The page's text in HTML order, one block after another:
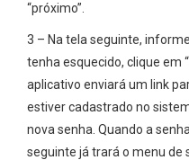
“próximo”.
3 – Na tela seguinte,
tenha esquecido, clique em
aplicativo enviará um link
estiver cadastrado no
nova senha. Quando a
seguinte já trará o menu de